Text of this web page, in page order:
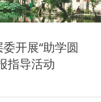
开展“助学圆
指导活动